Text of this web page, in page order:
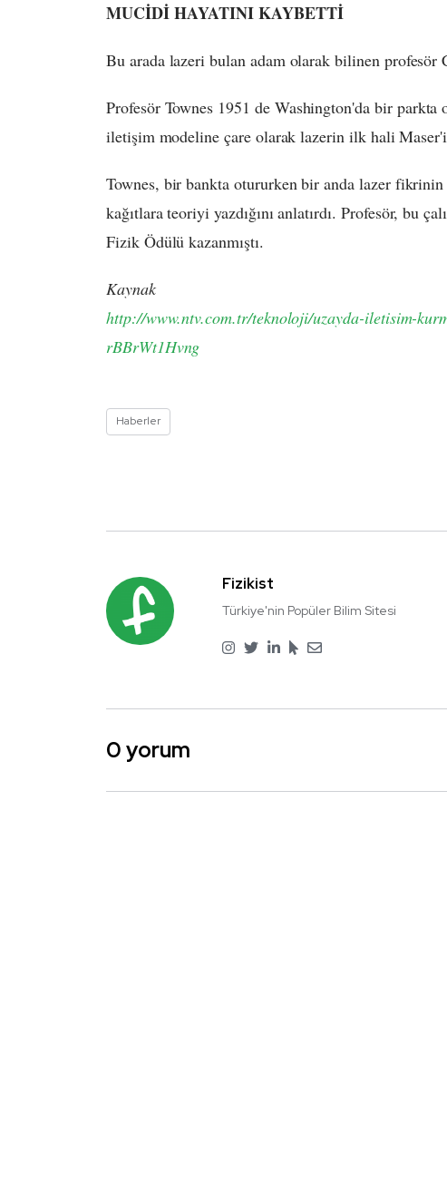
MUCİDİ HAYATINI KAYBETTİ
Bu arada lazeri bulan adam olarak bilinen profesör
Profesör Townes 1951 de Washington'da bir
iletişim modeline çare olarak lazerin ilk hali
Townes, bir bankta otururken bir anda lazer
kağıtlara teoriyi yazdığını anlatırdı. Profesör, bu
Fizik Ödülü kazanmıştı.
Kaynak
http://www.ntv.com.tr/teknoloji/uzayda-iletisim-
rBBrWt1Hvng
Haberler
Fizikist
Türkiye'nin Popüler Bilim Sitesi
0 yorum